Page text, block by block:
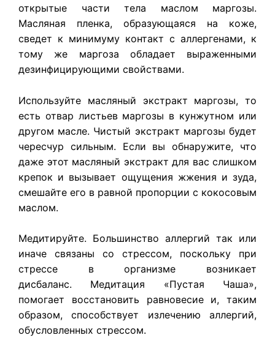
открытые части тела маслом маргозы.
Масляная пленка, образующаяся на коже,
сведет к минимуму контакт с аллергенами, к
тому же маргоза обладает выраженными
дезинфицирующими свойствами.
Используйте масляный экстракт маргозы, то
есть отвар листьев маргозы в кунжутном или
другом масле. Чистый экстракт маргозы будет
чересчур сильным. Если вы обнаружите, что
даже этот масляный экстракт для вас слишком
крепок и вызывает ощущения жжения и зуда,
смешайте его в равной пропорции с кокосовым
маслом.
Медитируйте. Большинство аллергий так или
иначе связаны со стрессом, поскольку при
стрессе в организме возникает
дисбаланс. Медитация «Пустая Чаша»,
помогает восстановить равновесие и, таким
образом, способствует излечению аллергий,
обусловленных стрессом.